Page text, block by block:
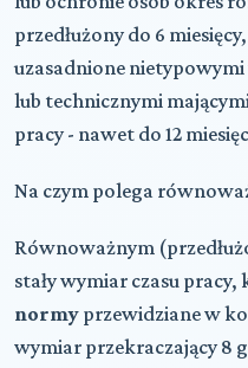
przedłużony do 6
uzasadnione
lub technicznymi
pracy - nawet do 12
Na czym polega
Równoważnym
stały wymiar czasu pracy,
normy przewidziane w
wymiar przekraczający 8